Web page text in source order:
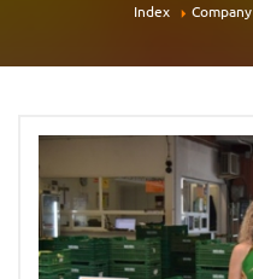
Index Company